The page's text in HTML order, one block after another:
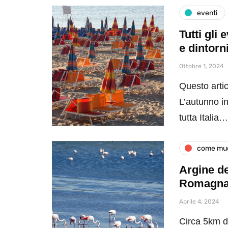
eventi
Tutti gli
e
Ottobre 1, 2024
Questo
L’autunno
tutta Italia…
come
Argine
Aprile 4, 2024
Circa 5km